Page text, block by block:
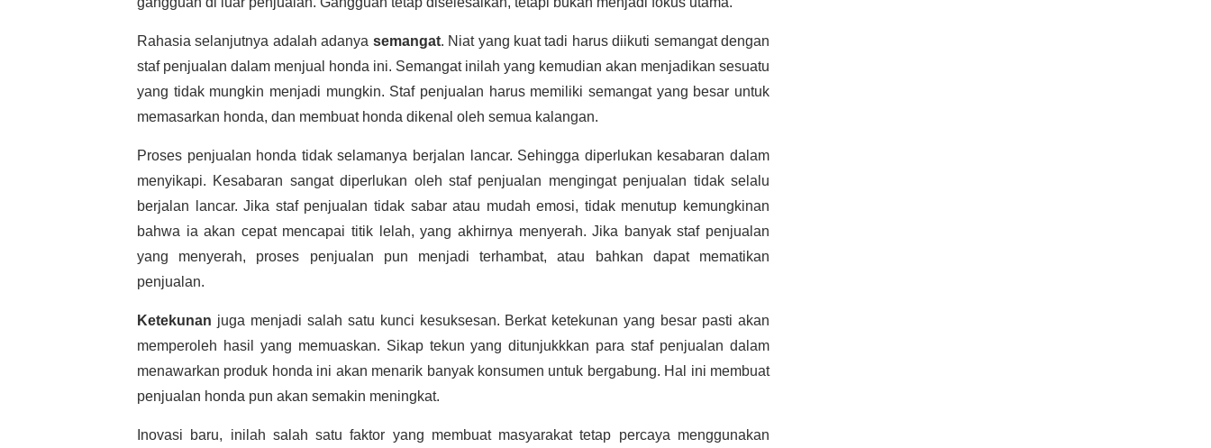
Rahasia selanjutnya adalah adanya semangat. Niat yang kuat tadi harus diikuti semangat dengan
staf penjualan dalam menjual honda ini. Semangat inilah yang kemudian akan menjadikan sesuatu
yang tidak mungkin menjadi mungkin. Staf penjualan harus memiliki semangat yang besar untuk
memasarkan honda, dan membuat honda dikenal oleh semua kalangan.
Proses penjualan honda tidak selamanya berjalan lancar. Sehingga diperlukan kesabaran dalam
menyikapi. Kesabaran sangat diperlukan oleh staf penjualan mengingat penjualan tidak selalu
berjalan lancar. Jika staf penjualan tidak sabar atau mudah emosi, tidak menutup kemungkinan
bahwa ia akan cepat mencapai titik lelah, yang akhirnya menyerah. Jika banyak staf penjualan
yang menyerah, proses penjualan pun menjadi terhambat, atau bahkan dapat mematikan
penjualan.
Ketekunan juga menjadi salah satu kunci kesuksesan. Berkat ketekunan yang besar pasti akan
memperoleh hasil yang memuaskan. Sikap tekun yang ditunjukkkan para staf penjualan dalam
menawarkan produk honda ini akan menarik banyak konsumen untuk bergabung. Hal ini membuat
penjualan honda pun akan semakin meningkat.
Inovasi baru, inilah salah satu faktor yang membuat masyarakat tetap percaya menggunakan